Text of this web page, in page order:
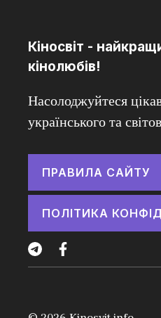
Кіносвіт -
кінолюбів!
Насолоджуйтеся
українського та
ПРАВИЛА САЙТУ
ПОЛІТИКА